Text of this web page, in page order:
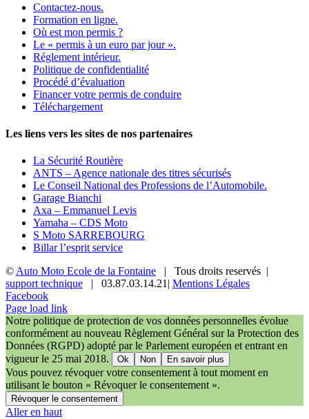
Contactez-nous.
Formation en ligne.
Où est mon permis ?
Le « permis à un euro par jour ».
Réglement intérieur.
Politique de confidentialité
Procédé d’évaluation
Financer votre permis de conduire
Téléchargement
Les liens vers les sites de nos partenaires
La Sécurité Routière
ANTS – Agence nationale des titres sécurisés
Le Conseil National des Professions de l’Automobile.
Garage Bianchi
Axa – Emmanuel Levis
Yamaha – CDS Moto
S Moto SARREBOURG
Billar l’esprit service
© Auto Moto Ecole de la Fontaine | Tous droits reservés |
support technique | 03.87.03.14.21| Mentions Légales
Facebook
Page load link
Notre politique de protection de vos données personnelles évolue
conformément au nouveau Règlement Général sur la Protection des
Données (RGPD) adopté par le Parlement européen et entrant en
vigueur le 25 mai 2018.
Ok Non En savoir plus
Vous pouvez révoquer votre consentement à tout moment en
utilisant le bouton « Révoquer le consentement ».
Révoquer le consentement
Aller en haut